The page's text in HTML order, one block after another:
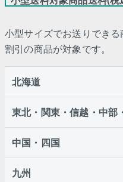
小型サイズでお送りでき
割引の商品が対象です。
北海道
東北・関東・信越・中部
中国・四国
九州